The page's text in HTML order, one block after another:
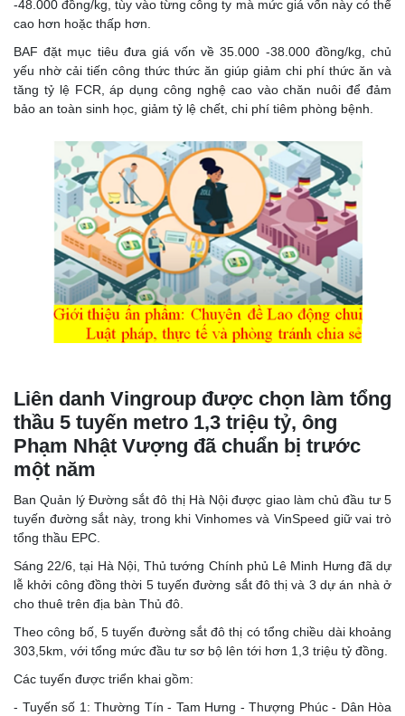
-48.000 đồng/kg, tùy vào từng công ty mà mức giá vốn này có thể
cao hơn hoặc thấp hơn.
BAF đặt mục tiêu đưa giá vốn về 35.000 -38.000 đồng/kg, chủ
yếu nhờ cải tiến công thức thức ăn giúp giảm chi phí thức ăn và
tăng tỷ lệ FCR, áp dụng công nghệ cao vào chăn nuôi để đảm
bảo an toàn sinh học, giảm tỷ lệ chết, chi phí tiêm phòng bệnh.
Liên danh Vingroup được chọn làm tổng
thầu 5 tuyến metro 1,3 triệu tỷ, ông
Phạm Nhật Vượng đã chuẩn bị trước
một năm
Ban Quản lý Đường sắt đô thị Hà Nội được giao làm chủ đầu tư 5
tuyến đường sắt này, trong khi Vinhomes và VinSpeed giữ vai trò
tổng thầu EPC.
Sáng 22/6, tại Hà Nội, Thủ tướng Chính phủ Lê Minh Hưng đã dự
lễ khởi công đồng thời 5 tuyến đường sắt đô thị và 3 dự án nhà ở
cho thuê trên địa bàn Thủ đô.
Theo công bố, 5 tuyến đường sắt đô thị có tổng chiều dài khoảng
303,5km, với tổng mức đầu tư sơ bộ lên tới hơn 1,3 triệu tỷ đồng.
Các tuyến được triển khai gồm:
- Tuyến số 1: Thường Tín - Tam Hưng - Thượng Phúc - Dân Hòa